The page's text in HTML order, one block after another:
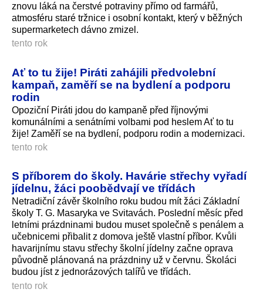
znovu láká na čerstvé potraviny přímo od farmářů,
atmosféru staré tržnice i osobní kontakt, který v běžných
supermarketech dávno zmizel.
tento rok
Ať to tu žije! Piráti zahájili předvolební
kampaň, zaměří se na bydlení a podporu
rodin
Opoziční Piráti jdou do kampaně před říjnovými
komunálními a senátními volbami pod heslem Ať to tu
žije! Zaměří se na bydlení, podporu rodin a modernizaci.
tento rok
S příborem do školy. Havárie střechy vyřadí
jídelnu, žáci poobědvají ve třídách
Netradiční závěr školního roku budou mít žáci Základní
školy T. G. Masaryka ve Svitavách. Poslední měsíc před
letními prázdninami budou muset společně s penálem a
učebnicemi přibalit z domova ještě vlastní příbor. Kvůli
havarijnímu stavu střechy školní jídelny začne oprava
původně plánovaná na prázdniny už v červnu. Školáci
budou jíst z jednorázových talířů ve třídách.
tento rok